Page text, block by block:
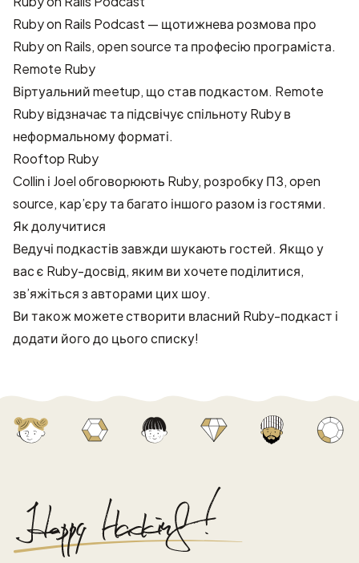
Ruby on Rails Podcast — щотижнева розмова про
Ruby on Rails, open source та професію програміста.
Remote Ruby
Віртуальний meetup, що став подкастом. Remote
Ruby відзначає та підсвічує спільноту Ruby в
неформальному форматі.
Rooftop Ruby
Collin і Joel обговорюють Ruby, розробку ПЗ, open
source, кар’єру та багато іншого разом із гостями.
Як долучитися
Ведучі подкастів завжди шукають гостей. Якщо у
вас є Ruby-досвід, яким ви хочете поділитися,
зв’яжіться з авторами цих шоу.
Ви також можете створити власний Ruby-подкаст і
додати його до цього списку!